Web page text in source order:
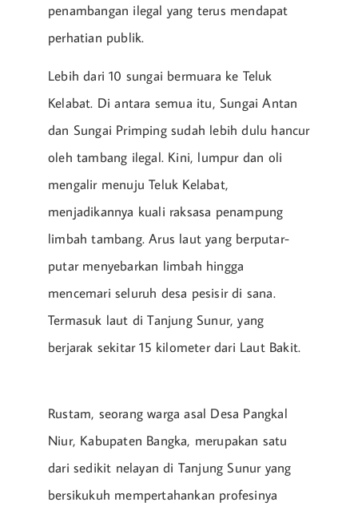
penambangan ilegal yang terus mendapat
perhatian publik.
Lebih dari 10 sungai bermuara ke Teluk
Kelabat. Di antara semua itu, Sungai Antan
dan Sungai Primping sudah lebih dulu hancur
oleh tambang ilegal. Kini, lumpur dan oli
mengalir menuju Teluk Kelabat,
menjadikannya kuali raksasa penampung
limbah tambang. Arus laut yang berputar-
putar menyebarkan limbah hingga
mencemari seluruh desa pesisir di sana.
Termasuk laut di Tanjung Sunur, yang
berjarak sekitar 15 kilometer dari Laut Bakit.
Rustam, seorang warga asal Desa Pangkal
Niur, Kabupaten Bangka, merupakan satu
dari sedikit nelayan di Tanjung Sunur yang
bersikukuh mempertahankan profesinya